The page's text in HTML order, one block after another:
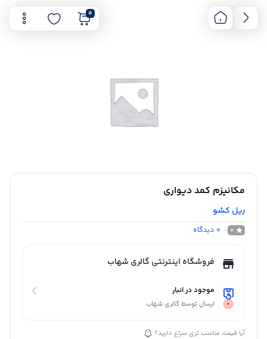
0
مکانیزم کمد دیواری
ریل کشو
0
0 دیدگاه
فروشگاه اینترنتی گالری شهاب
موجود در انبار
ارسال توسط گالری شهاب
آیا قیمت مناسب تری سراغ دارید؟